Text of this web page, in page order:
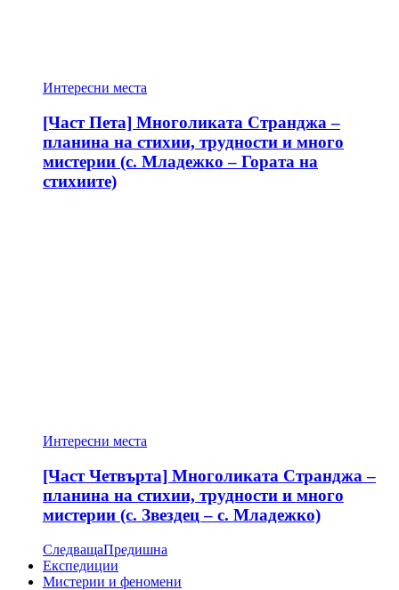
Интересни места
[Част Пета] Многоликата Странджа –
планина на стихии, трудности и много
мистерии (с. Младежко – Гората на
стихиите)
Интересни места
[Част Четвърта] Многоликата Странджа –
планина на стихии, трудности и много
мистерии (с. Звездец – с. Младежко)
СледващаПредишна
Експедиции
Мистерии и феномени